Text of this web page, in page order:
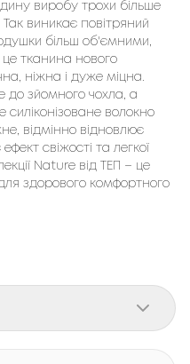
виробу трохи більше
Так виникає повітряний
більш об'ємними,
тканина нового
ніжна і дуже міцна.
до зйомного чохла, а
силіконізоване волокно
відмінно відновлює
свіжості та легкої
Nature від ТЕП – це
здорового комфортного